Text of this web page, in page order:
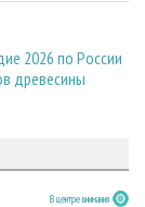
2026 по России
древесины
В центре внимания